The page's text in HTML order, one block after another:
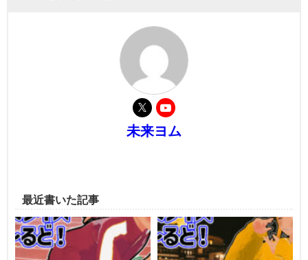
未来ヨム
最近書いた記事